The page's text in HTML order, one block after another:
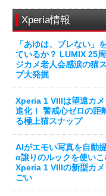
Xperia情報
「あゆは、ブレない」
ているか？ LUMIX 25
ジカメ老人会感涙の猫
プ大発掘
Xperia 1 VIIIは望遠カ
進化！ 警戒心ゼロの距
る極上猫スナップ
AIがエモい写真を自動
α譲りのルックを使いこ
Xperia 1 VIIIの新型カ
ごい